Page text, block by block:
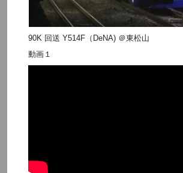
90K 回送 Y514F（DeNA) ＠東松山
動画１